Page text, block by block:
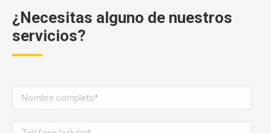
¿Necesitas alguno de nuestros
servicios?